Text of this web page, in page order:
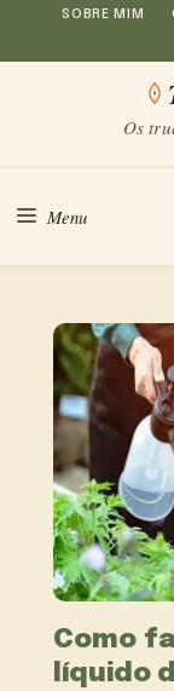
Saltar
para
conteúdo
SOBRE MIM
Os
Menu
Como
líquido